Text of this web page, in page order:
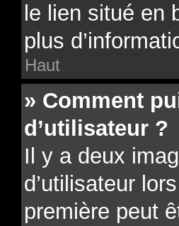
le lien situé en
plus
Haut
» Comment
d’utilisateur ?
Il y a deux
d’utilisateur
première peut